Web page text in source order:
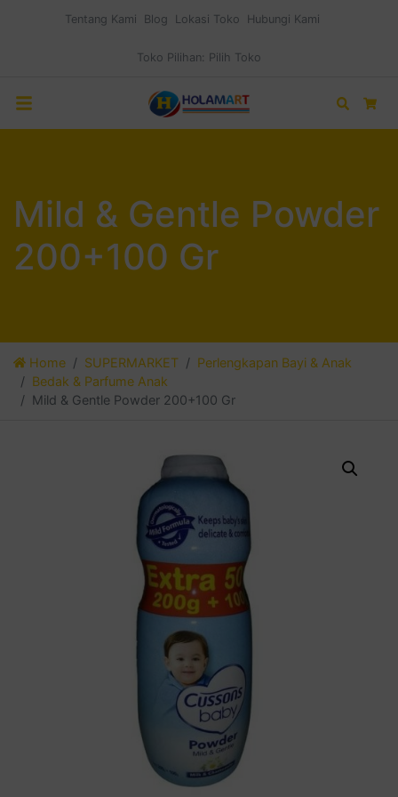
Tentang Kami Blog Lokasi Toko Hubungi Kami
Toko Pilihan: Pilih Toko
Search
Mild & Gentle Powder
200+100 Gr
Home SUPERMARKET
Perlengkapan Bayi & Anak
Bedak & Parfume Anak
Mild & Gentle Powder 200+100 Gr